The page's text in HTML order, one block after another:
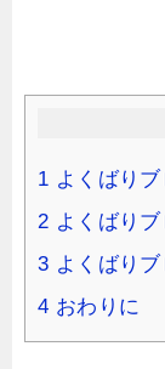
1 よくばり
2 よくばり
3 よくばり
4 おわりに